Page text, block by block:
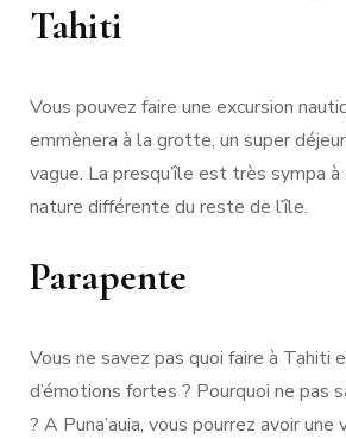
Tahiti
Vous pouvez faire une excursion
emmènera à la grotte, un super
vague. La presqu’île est très sympa à
nature différente du reste de l’île.
Parapente
Vous ne savez pas quoi faire à Tahiti
d’émotions fortes ? Pourquoi ne pas
? A Puna’auia, vous pourrez avoir une